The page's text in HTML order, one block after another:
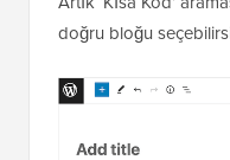
doğru bloğu